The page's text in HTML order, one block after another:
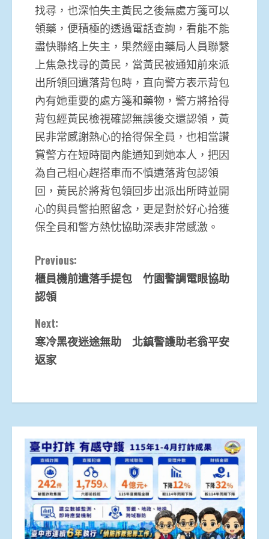
找尋，也深怕失主黃民之後無處方箋可以
領藥，便積極的透過電話查詢，看能不能
盡快聯絡上失主，果然經由藥局人員聯繫
上焦急找尋的黃民，當黃民被通知前來派
出所領回遺落背包時，直向警方表示背包
內有她重要的處方箋和藥物，警方將拾得
背包經黃民檢視確認無誤後交還認領，黃
民非常感謝熱心的拾得保全員，也相當讚
賞警方在短時間內能通知到她本人，把因
為自己粗心趕搭車而不慎遺落背包認領
回，黃民於將背包領回步出派出所時並開
心的與員警拍照留念，更是對於好心拾獲
保全員和警方熱忱協助深表非常感激。
Continue
Reading
Previous:
櫃員機前遺落手提包 竹園警調電眼協助
認領
Next:
寒冷黑夜迷途無助 北鎮警護助老翁平安
返家